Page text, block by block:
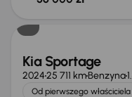
Taniej o 2 000 zł
Kia Sportage
202425 711 kmBenzyna
Od pierwszego właściciela